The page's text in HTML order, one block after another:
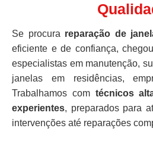
Se procura reparação de
eficiente e de confiança,
especialistas em manutenção,
janelas em residências,
Trabalhamos com técnicos
experientes, preparados para
intervenções até reparações